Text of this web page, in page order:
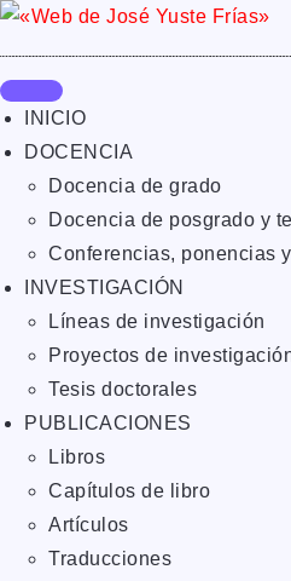
INICIO
DOCENCIA
Docencia de grado
Docencia de posgrado y
Conferencias, ponencias
INVESTIGACIÓN
Líneas de investigación
Proyectos de
Tesis doctorales
PUBLICACIONES
Libros
Capítulos de libro
Artículos
Traducciones